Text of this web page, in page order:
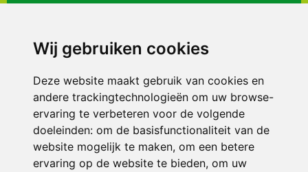
Wij gebruiken cookies
Deze website maakt gebruik van cookies en
andere trackingtechnologieën om uw browse-
ervaring te verbeteren voor de volgende
doeleinden: om de basisfunctionaliteit van de
website mogelijk te maken, om een betere
ervaring op de website te bieden, om uw
3116 JB
ONDERDEEL VAN